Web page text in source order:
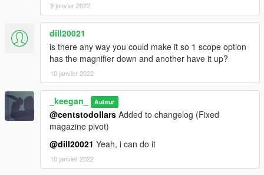
9 janvier 2022
dill20021
is there any way you could make it so 1 scope option
has the magnifier down and another have it up?
10 janvier 2022
_keegan_ Auteur
@centstodollars Added to changelog (Fixed
magazine pivot)
@dill20021 Yeah, i can do it
10 janvier 2022